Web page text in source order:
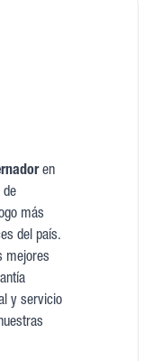
en
de
más
del país.
mejores
y servicio